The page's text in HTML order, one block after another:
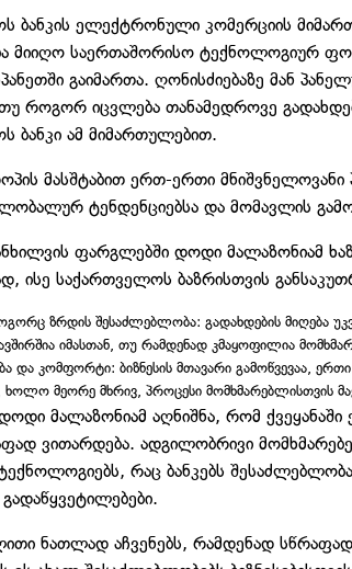
ბანკის ელექტრონული კომერციის
მიიღო საერთაშორისო ტექნოლოგიურ
გაიმართა. ღონისძიებაზე მან
როგორ იცვლება თანამედროვე
ბანკი ამ მიმართულებით.
მასშტაბით ერთ-ერთი
ტენდენციებსა და მომავლის
ფარგლებში დოდი მალაზონიამ
ისე საქართველოს ბაზრისთვის
ზრდის შესაძლებლობა: გადახდების მიღება
იმასთან, თუ რამდენად კმაყოფილია
და კომფორტი: ბიზნესის მთავარი გამოწვევაა,
ხოლო მეორე მხრივ, პროცესი მომხმარებლისთვის
დოდი მალაზონიამ აღნიშნა, რომ
ვითარდება. ადგილობრივი
რაც ბანკებს
ნათლად აჩვენებს, რამდენად